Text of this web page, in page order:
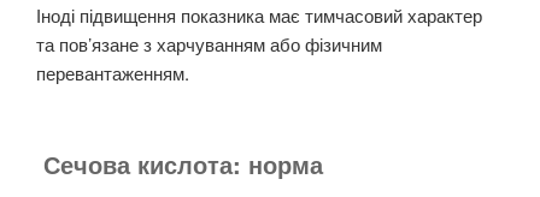
Іноді підвищення показника має тимчасовий характер
та пов’язане з харчуванням або фізичним
перевантаженням.
Сечова кислота: норма